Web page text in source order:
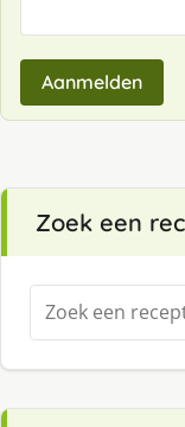
Aanmelden
Zoek een
Zoeken
naar: